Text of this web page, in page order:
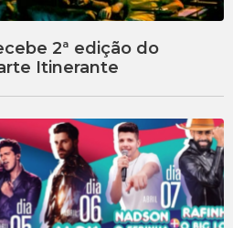
2ª edição do
Itinerante